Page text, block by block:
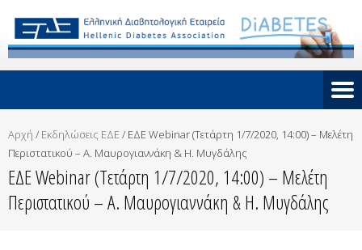
Αρχή / Εκδηλώσεις ΕΔΕ/ ΕΔΕ Webinar (Τετάρτη 1/7/2020, 14:00) – Μελέτη
Περιστατικού – Α. Μαυρογιαννάκη & Η. Μυγδάλης
ΕΔΕ Webinar (Τετάρτη 1/7/2020, 14:00) – Μελέτη
Περιστατικού – Α. Μαυρογιαννάκη & Η. Μυγδάλης